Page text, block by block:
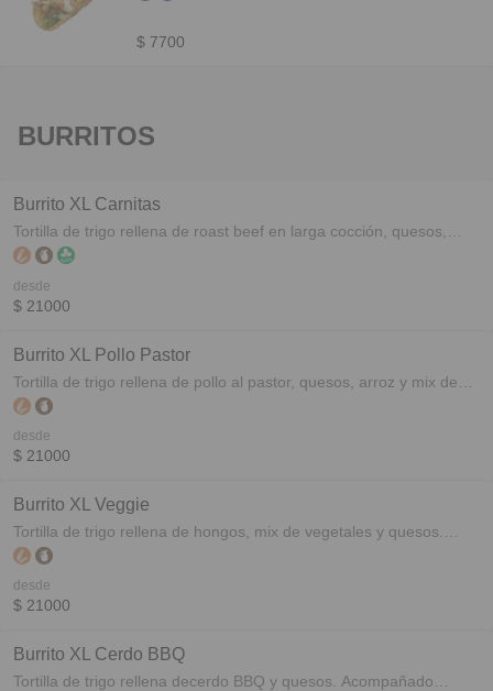
unidades.
$ 7700
BURRITOS
Burrito XL Carnitas
Tortilla de trigo rellena de roast beef en larga cocción, quesos,
arroz y mix de vegetales. Acompañado con ensalada ó papas
desde
$ 21000
Burrito XL Pollo Pastor
Tortilla de trigo rellena de pollo al pastor, quesos, arroz y mix de
vegetales. Acompañado con ensalada ó papas fritas y dip de salsa
desde
$ 21000
Burrito XL Veggie
Tortilla de trigo rellena de hongos, mix de vegetales y quesos.
Acompañado ensalada ó papas fritas y dip de aderezo Agave.
desde
$ 21000
Burrito XL Cerdo BBQ
Tortilla de trigo rellena decerdo BBQ y quesos. Acompañado